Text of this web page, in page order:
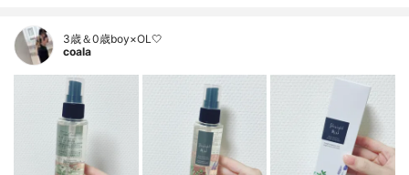
3歳＆0歳boy×OL🤍
coala